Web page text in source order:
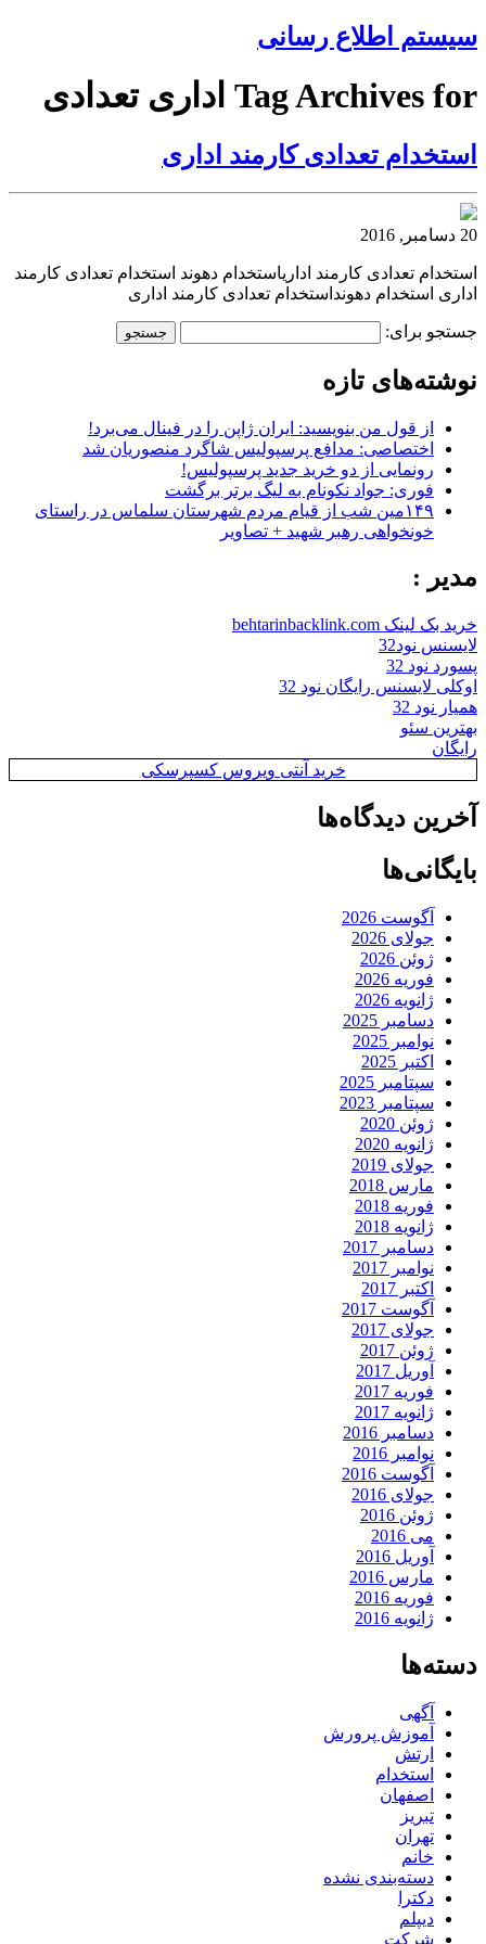
سیستم اطلاع رسانی
Tag Archives for اداری تعدادی
استخدام تعدادی کارمند اداری
20 دسامبر, 2016
استخدام تعدادی کارمند اداریاستخدام دهوند استخدام تعدادی کارمند
اداری استخدام دهونداستخدام تعدادی کارمند اداری
جستجو برای:
نوشته‌های تازه
از قول من بنویسید: ایران ژاپن را در فینال می‌برد!
اختصاصی: مدافع پرسپولیس شاگرد منصوریان شد
رونمایی از دو خرید جدید پرسپولیس!
فوری: جواد نکونام به لیگ برتر برگشت
۱۴۹مین شب از قیام مردم شهرستان سلماس در راستای
خونخواهی رهبر شهید + تصاویر
مدیر :
خرید بک لینک behtarinbacklink.com
لایسنس نود32
پسورد نود 32
اوکلی لایسنس رایگان نود 32
همیار نود 32
بهترین سئو
رایگان
خرید آنتی ویروس کسپرسکی
آخرین دیدگاه‌ها
بایگانی‌ها
آگوست 2026
جولای 2026
ژوئن 2026
فوریه 2026
ژانویه 2026
دسامبر 2025
نوامبر 2025
اکتبر 2025
سپتامبر 2025
سپتامبر 2023
ژوئن 2020
ژانویه 2020
جولای 2019
مارس 2018
فوریه 2018
ژانویه 2018
دسامبر 2017
نوامبر 2017
اکتبر 2017
آگوست 2017
جولای 2017
ژوئن 2017
آوریل 2017
فوریه 2017
ژانویه 2017
دسامبر 2016
نوامبر 2016
آگوست 2016
جولای 2016
ژوئن 2016
می 2016
آوریل 2016
مارس 2016
فوریه 2016
ژانویه 2016
دسته‌ها
آگهی
آموزش پرورش
ارتش
استخدام
اصفهان
تبریز
تهران
خانم
دسته‌بندی نشده
دکترا
دیپلم
شرکت